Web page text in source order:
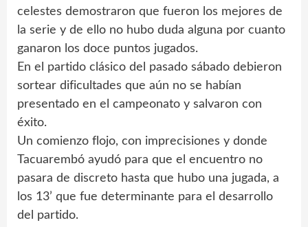
celestes demostraron que fueron los mejores de
la serie y de ello no hubo duda alguna por cuanto
ganaron los doce puntos jugados.
En el partido clásico del pasado sábado debieron
sortear dificultades que aún no se habían
presentado en el campeonato y salvaron con
éxito.
Un comienzo flojo, con imprecisiones y donde
Tacuarembó ayudó para que el encuentro no
pasara de discreto hasta que hubo una jugada, a
los 13’ que fue determinante para el desarrollo
del partido.